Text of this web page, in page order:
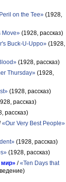
on the Tee» (1928,
Move» (1928, рассказ)
Buck-U-Uppo» (1928,
(1928, рассказ)
Thursday» (1928,
(1928, рассказ)
рассказ)
рассказ)
«Our Very Best People»
(1928, рассказ)
(1928, рассказ)
мир» /«Ten Days that